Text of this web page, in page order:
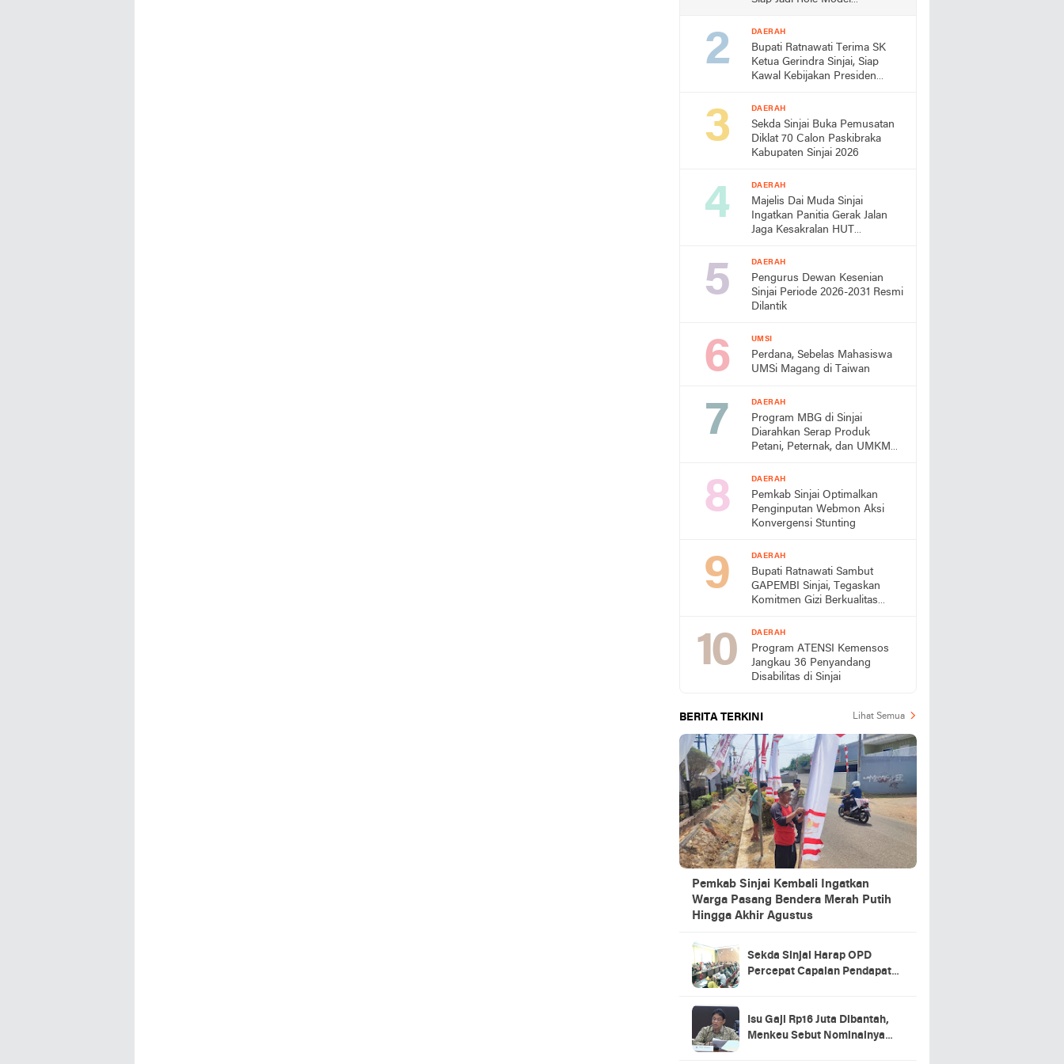
DAERAH
Bupati Ratnawati Terima SK
Ketua Gerindra Sinjai, Siap
Kawal Kebijakan Presiden
DAERAH
Sekda Sinjai Buka Pemusatan
Diklat 70 Calon Paskibraka
Kabupaten Sinjai 2026
DAERAH
Majelis Dai Muda Sinjai
Ingatkan Panitia Gerak Jalan
Jaga Kesakralan HUT
DAERAH
Pengurus Dewan Kesenian
Sinjai Periode 2026-2031 Resmi
Dilantik
UMSI
Perdana, Sebelas Mahasiswa
UMSi Magang di Taiwan
DAERAH
Program MBG di Sinjai
Diarahkan Serap Produk
Petani, Peternak, dan UMKM
DAERAH
Pemkab Sinjai Optimalkan
Penginputan Webmon Aksi
Konvergensi Stunting
DAERAH
Bupati Ratnawati Sambut
GAPEMBI Sinjai, Tegaskan
Komitmen Gizi Berkualitas
DAERAH
Program ATENSI Kemensos
Jangkau 36 Penyandang
Disabilitas di Sinjai
BERITA TERKINI Lihat Semua
Pemkab Sinjai Kembali Ingatkan
Warga Pasang Bendera Merah Putih
Hingga Akhir Agustus
Sekda Sinjai Harap OPD
Percepat Capaian Pendapatan
Isu Gaji Rp16 Juta Dibantah,
Menkeu Sebut Nominalnya